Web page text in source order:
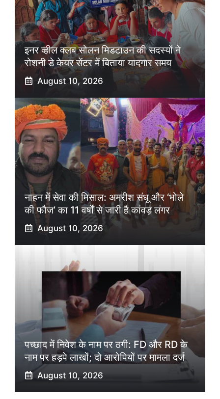
इनर व्हील क्लब सोलन मिडटाउन की सदस्यों ने
रोशनी डे केयर सेंटर में बिताया यादगार समय
August 10, 2026
नाहन में सेवा की मिसाल: अमरीश संधू और ‘भोले
की फौज’ का 11 वर्षों से जारी है कांवड़ लंगर
August 10, 2026
पच्छाद में निवेश के नाम पर ठगी: FD और RD के
नाम पर हड़पे लाखों; दो आरोपियों पर मामला दर्ज
August 10, 2026